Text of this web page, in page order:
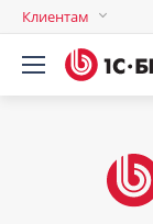
Клиентам